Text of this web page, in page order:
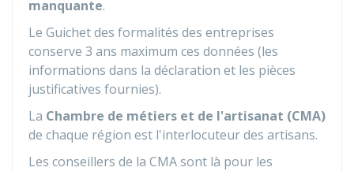
manquante.
Le Guichet des formalités des entreprises
conserve 3 ans maximum ces données (les
informations dans la déclaration et les pièces
justificatives fournies).
La Chambre de métiers et de l'artisanat (CMA)
de chaque région est l'interlocuteur des artisans.
Les conseillers de la CMAsont là pour les